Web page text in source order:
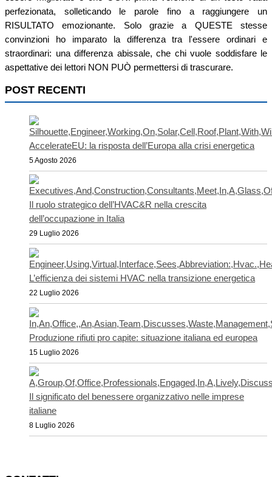
perfezionata, solleticando le parole fino a raggiungere un
RISULTATO emozionante. Solo grazie a QUESTE stesse
convinzioni ho imparato la differenza tra l'essere ordinari e
straordinari: una differenza abissale, che chi vuole soddisfare le
aspettative dei lettori NON PUÒ permettersi di trascurare.
POST RECENTI
AccelerateEU: la risposta dell’Europa alla crisi energetica
5 Agosto 2026
Il ruolo strategico dell’HVAC&R nella crescita
dell’occupazione in Italia
29 Luglio 2026
L’efficienza dei sistemi HVAC nella transizione energetica
22 Luglio 2026
Produzione rifiuti pro capite: situazione italiana ed europea
15 Luglio 2026
Il significato del benessere organizzativo nelle imprese
italiane
8 Luglio 2026